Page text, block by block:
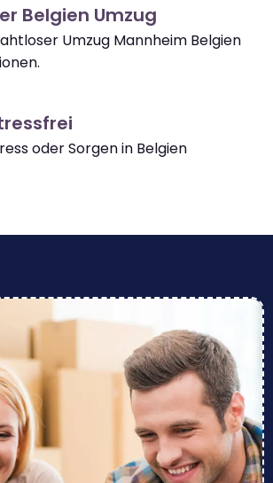
Belgien Umzug
Umzug Mannheim Belgien
oder Sorgen in Belgien